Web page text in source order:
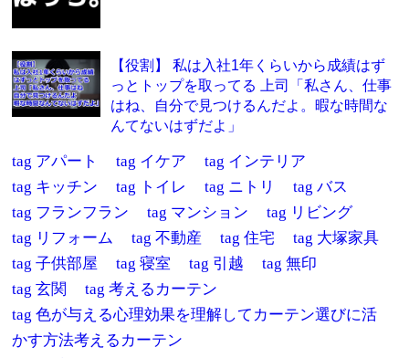
【役割】 私は入社1年くらいから成績はず
っとトップを取ってる 上司「私さん、仕事
はね、自分で見つけるんだよ。暇な時間な
んてないはずだよ」
tag アパート tag イケア tag インテリア
tag キッチン tag トイレ tag ニトリ tagバス
tag フランフラン tag マンション tag リビング
tag リフォーム tag不動産 tag住宅 tag 大塚家具
tag子供部屋 tag寝室 tag 引越 tag無印
tag玄関 tag考えるカーテン
tag色が与える心理効果を理解してカーテン選びに活
かす方法考えるカーテン